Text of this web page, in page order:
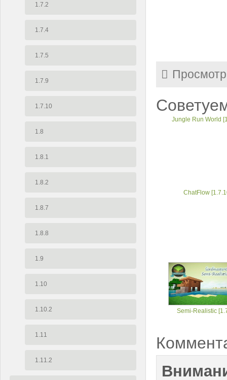
1.7.2
1.7.4
1.7.5
1.7.9
1.7.10
1.8
1.8.1
1.8.2
1.8.7
1.8.8
1.9
1.10
1.10.2
1.11
1.11.2
Jungle Run World
ChatFlow
Semi-Realistic